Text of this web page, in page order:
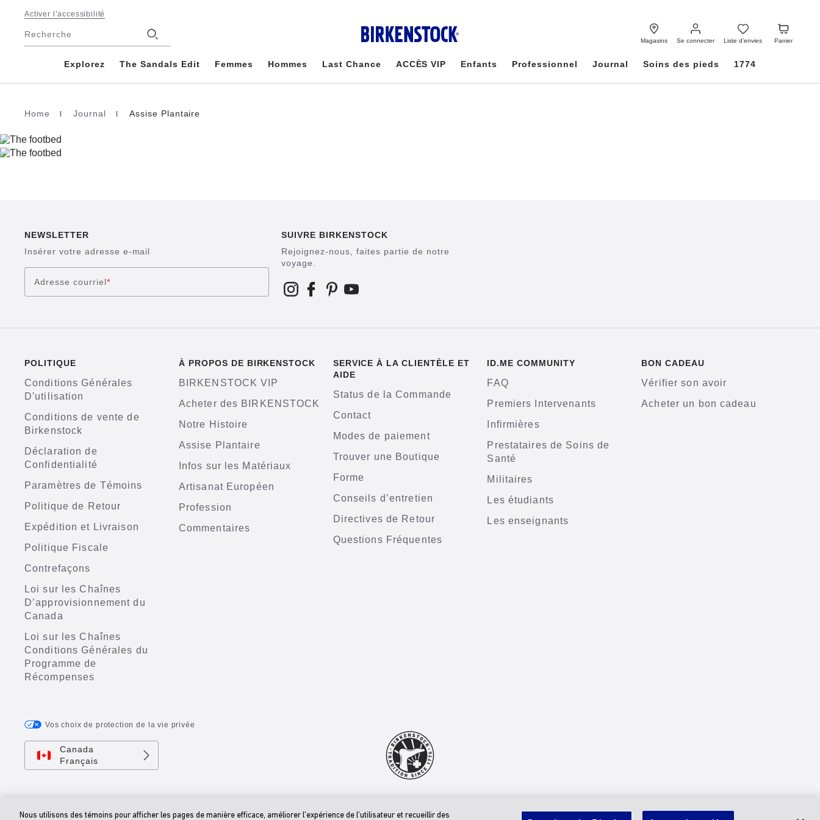
Activer l’accessibilité
Recherche
Magasins Se connecter
connecter
Liste d’envies
Liste
d’envies
Panier
Panier
Explorez The Sandals Edit Femmes Hommes Last Chance ACCÈS VIP Enfants Professionnel Journal Soins des pieds 1774
Page d’accueil
Home Journal Assise Plantaire
NEWSLETTER
Insérer votre adresse e-mail
Adresse courriel*
SUIVRE BIRKENSTOCK
Rejoignez-nous, faites partie de notre
voyage.
POLITIQUE
Conditions Générales
D'utilisation
Conditions de vente de
Birkenstock
Déclaration de
Confidentialité
Paramètres de Témoins
Politique de Retour
Expédition et Livraison
Politique Fiscale
Contrefaçons
Loi sur les Chaînes
D’approvisionnement du
Canada
Loi sur les Chaînes
Conditions Générales du
Programme de
Récompenses
À PROPOS DE BIRKENSTOCK
BIRKENSTOCK VIP
Acheter des BIRKENSTOCK
Notre Histoire
Assise Plantaire
Infos sur les Matériaux
Artisanat Européen
Profession
Commentaires
SERVICE À LA CLIENTÈLE ET
AIDE
Status de la Commande
Contact
Modes de paiement
Trouver une Boutique
Forme
Conseils d’entretien
Directives de Retour
Questions Fréquentes
ID.ME COMMUNITY
FAQ
Premiers Intervenants
Infirmières
Prestataires de Soins de
Santé
Militaires
Les étudiants
Les enseignants
BON CADEAU
Vérifier son avoir
Acheter un bon cadeau
Vos choix de protection de la vie privée
Canada
Français
Énoncé D’accessibilité
Nous utilisons des témoins pour afficher les pages de manière efficace, améliorer l’expérience de l’utilisateur et recueillir des